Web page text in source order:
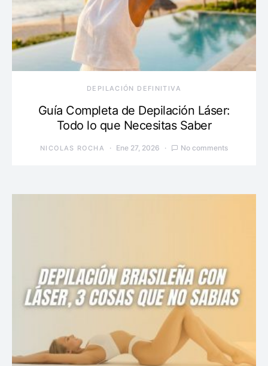
DEPILACIÓN DEFINITIVA
Guía Completa de Depilación Láser:
Todo lo que Necesitas Saber
NICOLAS ROCHA Ene 27, 2026 No comments